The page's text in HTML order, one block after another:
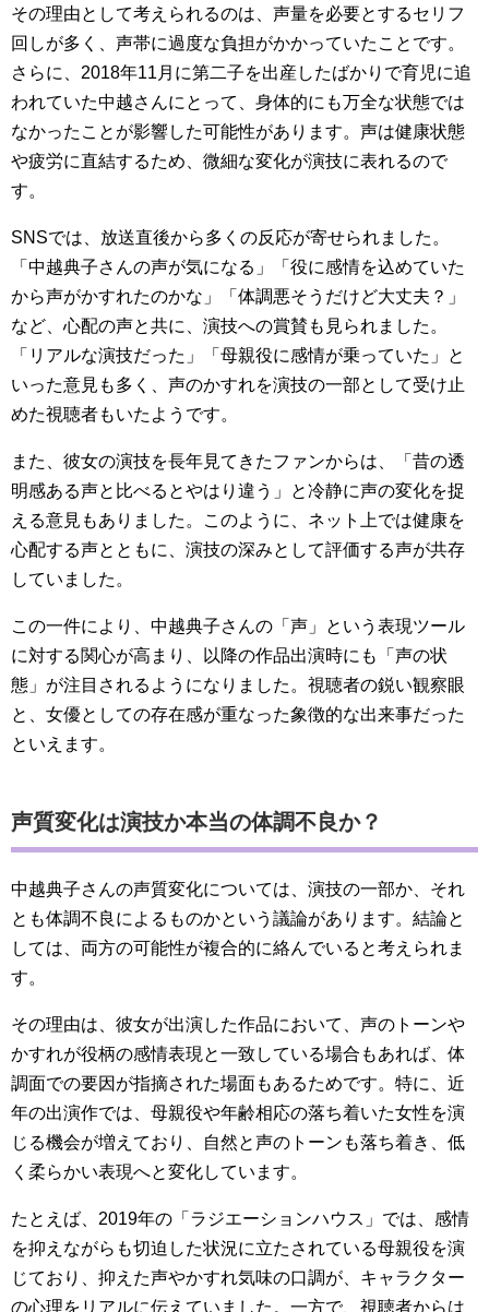
その理由として考えられるのは、声量を必要とするセリフ
回しが多く、声帯に過度な負担がかかっていたことです。
さらに、2018年11月に第二子を出産したばかりで育児に追
われていた中越さんにとって、身体的にも万全な状態では
なかったことが影響した可能性があります。声は健康状態
や疲労に直結するため、微細な変化が演技に表れるので
す。
SNSでは、放送直後から多くの反応が寄せられました。
「中越典子さんの声が気になる」「役に感情を込めていた
から声がかすれたのかな」「体調悪そうだけど大丈夫？」
など、心配の声と共に、演技への賞賛も見られました。
「リアルな演技だった」「母親役に感情が乗っていた」と
いった意見も多く、声のかすれを演技の一部として受け止
めた視聴者もいたようです。
また、彼女の演技を長年見てきたファンからは、「昔の透
明感ある声と比べるとやはり違う」と冷静に声の変化を捉
える意見もありました。このように、ネット上では健康を
心配する声とともに、演技の深みとして評価する声が共存
していました。
この一件により、中越典子さんの「声」という表現ツール
に対する関心が高まり、以降の作品出演時にも「声の状
態」が注目されるようになりました。視聴者の鋭い観察眼
と、女優としての存在感が重なった象徴的な出来事だった
といえます。
声質変化は演技か本当の体調不良か？
中越典子さんの声質変化については、演技の一部か、それ
とも体調不良によるものかという議論があります。結論と
しては、両方の可能性が複合的に絡んでいると考えられま
す。
その理由は、彼女が出演した作品において、声のトーンや
かすれが役柄の感情表現と一致している場合もあれば、体
調面での要因が指摘された場面もあるためです。特に、近
年の出演作では、母親役や年齢相応の落ち着いた女性を演
じる機会が増えており、自然と声のトーンも落ち着き、低
く柔らかい表現へと変化しています。
たとえば、2019年の「ラジエーションハウス」では、感情
を抑えながらも切迫した状況に立たされている母親役を演
じており、抑えた声やかすれ気味の口調が、キャラクター
の心理をリアルに伝えていました。一方で、視聴者からは